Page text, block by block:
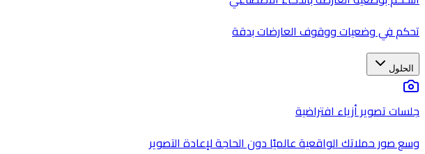
تحكم في وضعيات ووقوف العارضات بدقة
الحلول
جلسات تصوير أزياء افتراضية
وسع صور حملاتك الواقعية عالميًا دون الحاجة لإعادة التصوير